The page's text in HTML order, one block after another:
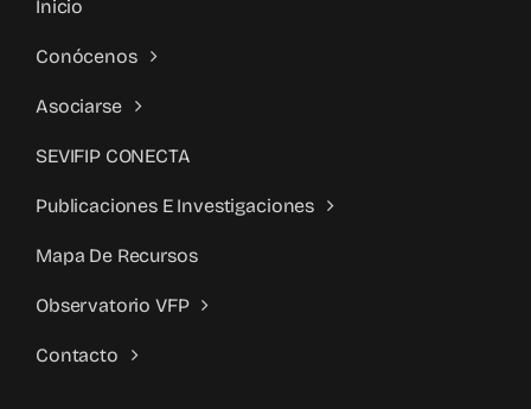
Inicio
Conócenos
Asociarse
SEVIFIP CONECTA
Publicaciones E Investigaciones
Mapa De Recursos
Observatorio VFP
Contacto